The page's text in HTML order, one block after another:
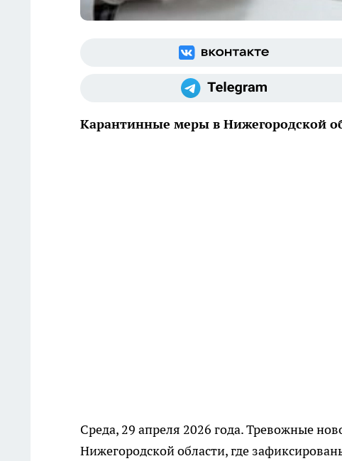
Карантинные меры в Нижегородской
Среда, 29 апреля 2026 года. Тревожные
Нижегородской области, где